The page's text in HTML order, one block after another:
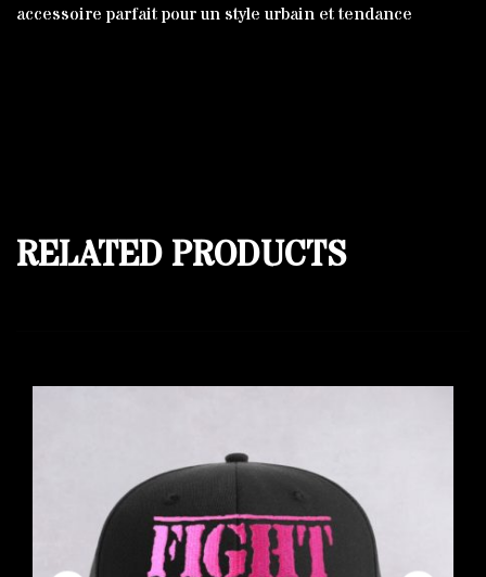
accessoire parfait pour un style urbain et tendance
RELATED PRODUCTS